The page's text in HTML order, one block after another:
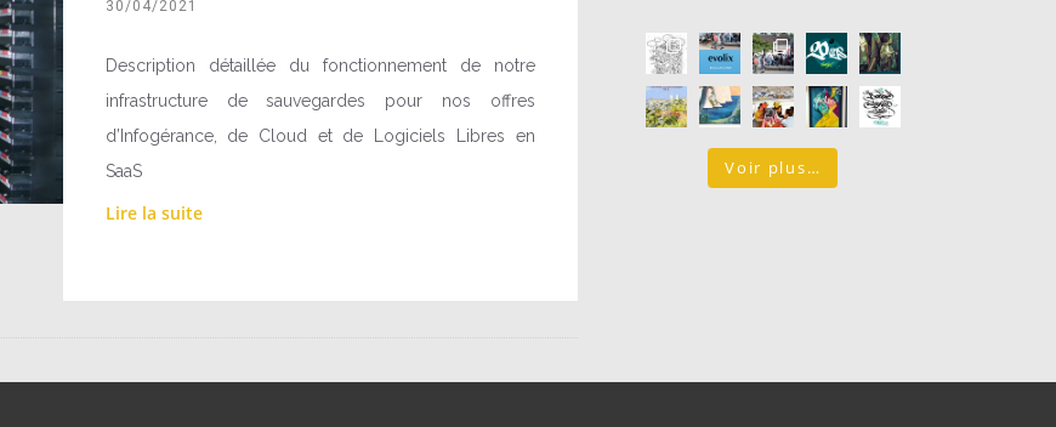
30/04/2021
Description détaillée du fonctionnement de notre
infrastructure de sauvegardes pour nos offres
d’Infogérance, de Cloud et de Logiciels Libres en
SaaS
Lire la suite
Voir plus…